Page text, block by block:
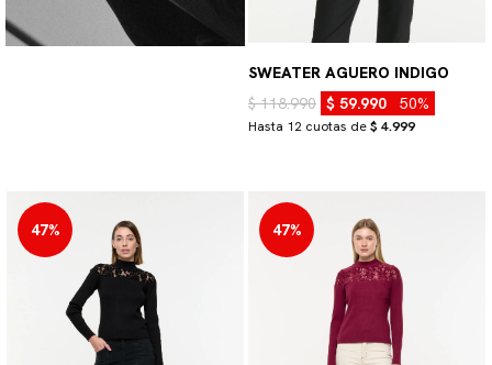
SWEATER AGUERO INDIGO
$ 118.990 $ 59.990 50%
Hasta 12 cuotas de$ 4.999
47% 47%